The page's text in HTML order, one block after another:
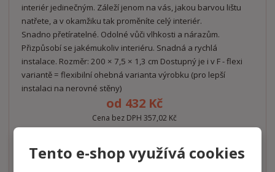
Tento e-shop využívá cookies
interiér jedinečným. Záleží jenom na vás, jakou barvou lištu
natřete, a v okamžiku tak proměníte celý interiér.
Snadno přetíratelné. Odolné vůči vlhkosti a nárazům.
Přizpůsobí se jakémukoliv interiéru. Snadná a rychlá
instalace. Rozměr: 200 × 7,5 × 1,3 cm Dostupný je i v F - flexi
variantě = flexibilní ohebná varianta výrobku (pro lepší
instalaci na nerovné stěny)
od 432 Kč
Cena bez DPH 357,02 Kč